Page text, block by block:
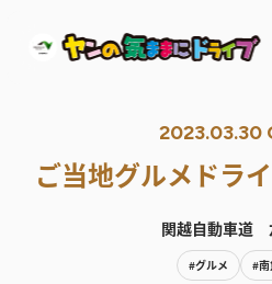
2023.03.30
ご当地グルメドラ
関越自動車道
#グルメ #